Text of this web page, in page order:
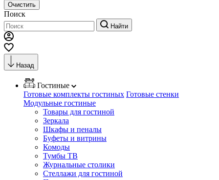
Очистить
Поиск
Найти
Назад
Гостиные
Готовые комплекты гостиных Готовые стенки
Модульные гостиные
Товары для гостиной
Зеркала
Шкафы и пеналы
Буфеты и витрины
Комоды
Тумбы ТВ
Журнальные столики
Стеллажи для гостиной